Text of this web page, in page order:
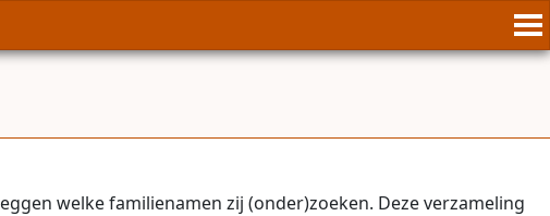
welke familienamen zij (onder)zoeken. Deze verzameling